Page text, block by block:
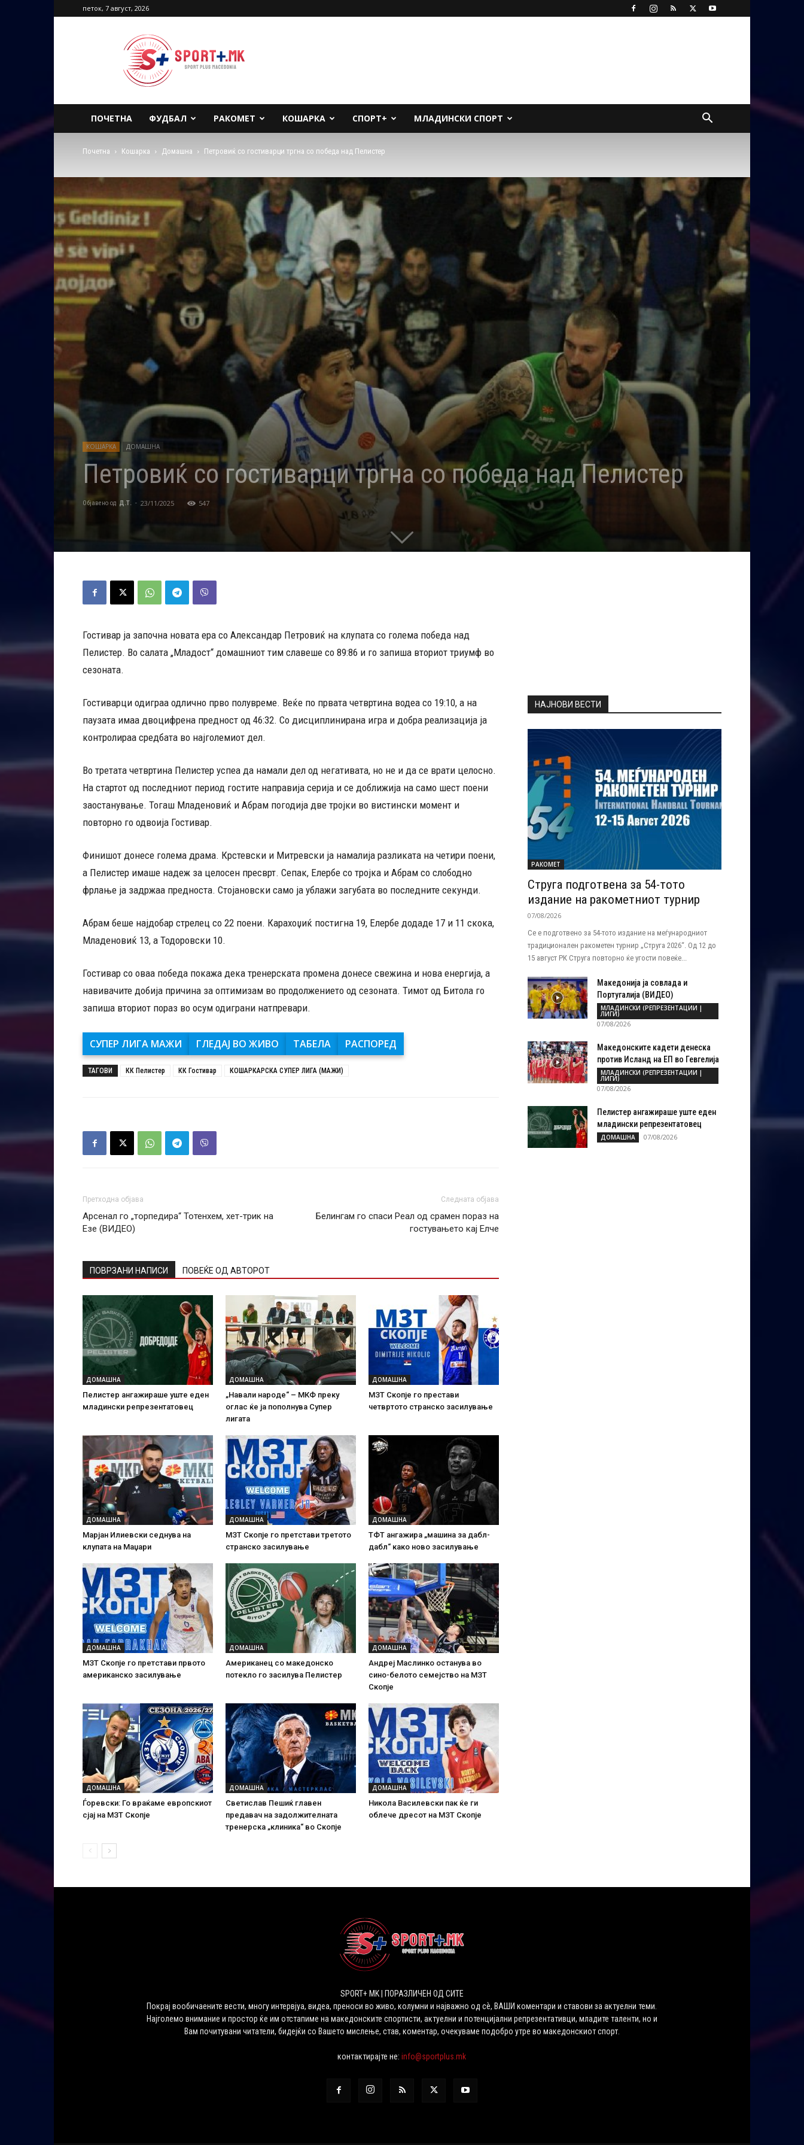
петок, 7 август, 2026
Sport
Plus
Macedonia
ПОЧЕТНА ФУДБАЛ РАКОМЕТ КОШАРКА СПОРТ+ МЛАДИНСКИ СПОРТ
Почетна Кошарка Домашна Петровиќ со гостиварци тргна со победа над Пелистер
КОШАРКА ДОМАШНА
Петровиќ со гостиварци тргна со победа над Пелистер
Објавено од Д.Т. - 23/11/2025 547
Гостивар ја започна новата ера со Александар Петровиќ на клупата со голема победа над
Пелистер. Во салата „Младост“ домашниот тим славеше со 89:86 и го запиша вториот триумф во
сезоната.
Гостиварци одиграа одлично прво полувреме. Веќе по првата четвртина водеа со 19:10, а на
паузата имаа двоцифрена предност од 46:32. Со дисциплинирана игра и добра реализација ја
контролираа средбата во најголемиот дел.
Во третата четвртина Пелистер успеа да намали дел од негативата, но не и да се врати целосно.
На стартот од последниот период гостите направија серија и се доближија на само шест поени
заостанување. Тогаш Младеновиќ и Абрам погодија две тројки во вистински момент и
повторно го одвоија Гостивар.
Финишот донесе голема драма. Крстевски и Митревски ја намалија разликата на четири поени,
а Пелистер имаше надеж за целосен пресврт. Сепак, Елербе со тројка и Абрам со слободно
фрлање ја задржаа предноста. Стојановски само ја ублажи загубата во последните секунди.
Абрам беше најдобар стрелец со 22 поени. Карахоџиќ постигна 19, Елербе додаде 17 и 11 скока,
Младеновиќ 13, а Тодоровски 10.
Гостивар со оваа победа покажа дека тренерската промена донесе свежина и нова енергија, а
навивачите добија причина за оптимизам во продолжението од сезоната. Тимот од Битола го
запиша вториот пораз во осум одиграни натпревари.
СУПЕР ЛИГА МАЖИ ГЛЕДАЈ ВО ЖИВО ТАБЕЛА РАСПОРЕД
ТАГОВИ КК Пелистер КК Гостивар КОШАРКАРСКА СУПЕР ЛИГА (МАЖИ)
Претходна објава
Арсенал го „торпедира“ Тотенхем, хет-трик на
Езе (ВИДЕО)
Следната објава
Белингам го спаси Реал од срамен пораз на
гостувањето кај Елче
ПОВРЗАНИ НАПИСИ ПОВЕЌЕ ОД АВТОРОТ
ДОМАШНА
Пелистер ангажираше уште еден
младински репрезентатовец
ДОМАШНА
„Навали народе“ – МКФ преку
оглас ќе ја пополнува Супер
лигата
ДОМАШНА
МЗТ Скопје го престави
четвртото странско засилување
ДОМАШНА
Марјан Илиевски седнува на
клупата на Маџари
ДОМАШНА
МЗТ Скопје го претстави третото
странско засилување
ДОМАШНА
ТФТ ангажира „машина за дабл-
дабл“ како ново засилување
ДОМАШНА
МЗТ Скопје го претстави првото
американско засилување
ДОМАШНА
Американец со македонско
потекло го засилува Пелистер
ДОМАШНА
Андреј Маслинко останува во
сино-белото семејство на МЗТ
Скопје
ДОМАШНА
Ѓоревски: Го враќаме европскиот
сјај на МЗТ Скопје
ДОМАШНА
Светислав Пешиќ главен
предавач на задолжителната
тренерска „клиника“ во Скопје
ДОМАШНА
Никола Василевски пак ќе ги
облече дресот на МЗТ Скопје
НАЈНОВИ ВЕСТИ
РАКОМЕТ
Струга подготвена за 54-тото
издание на ракометниот турнир
07/08/2026
Се е подготвено за 54-тото издание на меѓународниот
традиционален ракометен турнир „Струга 2026“. Од 12 до
15 август РК Струга повторно ќе угости повеќе...
Македонија ја совлада и
Португалија (ВИДЕО)
МЛАДИНСКИ (РЕПРЕЗЕНТАЦИИ |
ЛИГИ)
07/08/2026
Македонските кадети денеска
против Исланд на ЕП во Гевгелија
МЛАДИНСКИ (РЕПРЕЗЕНТАЦИИ |
ЛИГИ)
07/08/2026
Пелистер ангажираше уште еден
младински репрезентатовец
ДОМАШНА 07/08/2026
SPORT+ MK | ПОРАЗЛИЧЕН ОД СИТЕ
Покрај вообичаените вести, многу интервјуа, видеа, преноси во живо, колумни и најважно од сѐ, ВАШИ коментари и ставови за актуелни теми.
Најголемо внимание и простор ќе им отстапиме на македонските спортисти, актуелни и потенцијални репрезентативци, младите таленти, но и
Вам почитувани читатели, бидејќи со Вашето мислење, став, коментар, очекуваме подобро утре во македонскиот спорт.
контактирајте не:info@sportplus.mk